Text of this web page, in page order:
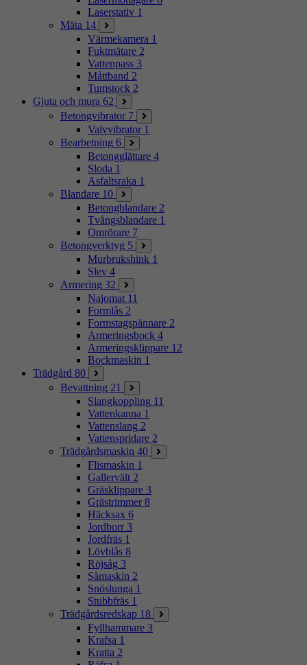
Laserstativ 1
Mäta 14
Värmekamera 1
Fuktmätare 2
Vattenpass 3
Måttband 2
Tumstock 2
Gjuta och mura 62
Betongvibrator 7
Valvvibrator 1
Bearbetning 6
Betongglättare 4
Sloda 1
Asfaltsraka 1
Blandare 10
Betongblandare 2
Tvångsblandare 1
Omrörare 7
Betongverktyg 5
Murbrukshink 1
Slev 4
Armering 32
Najomat 11
Formlås 2
Formstagspännare 2
Armeringsbock 4
Armeringsklippare 12
Bockmaskin 1
Trädgård 80
Bevattning 21
Slangkoppling 11
Vattenkanna 1
Vattenslang 2
Vattenspridare 2
Trädgårdsmaskin 40
Flismaskin 1
Gallervält 2
Gräsklippare 3
Grästrimmer 8
Häcksax 6
Jordborr 3
Jordfräs 1
Lövblås 8
Röjsåg 3
Såmaskin 2
Snöslunga 1
Stubbfräs 1
Trädgårdsredskap 18
Fyllhammare 3
Krafsa 1
Kratta 2